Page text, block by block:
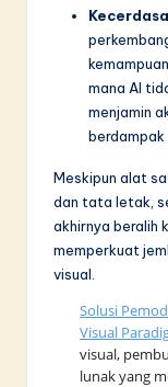
mana AI
menjamin
berdampak
Meskipun alat
dan tata letak,
akhirnya beralih
memperkuat
visual.
Solusi
Visual
visual,
lunak yang